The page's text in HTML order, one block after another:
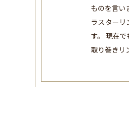
ものを言い
ラスターリ
す。 現在
取り巻きリ